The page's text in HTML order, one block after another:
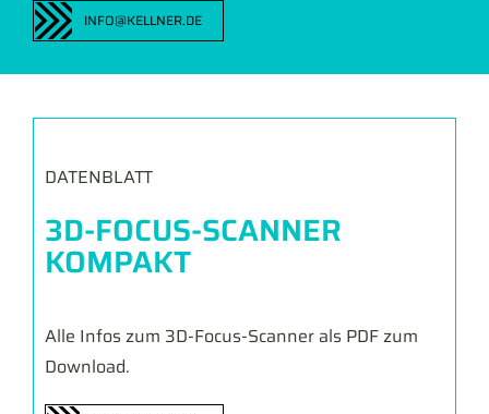
INFO@KELLNER.DE
DATENBLATT
3D-FOCUS-SCANNER
KOMPAKT
Alle Infos zum 3D-Focus-Scanner als PDF zum
Download.